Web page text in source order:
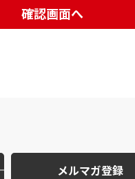
確認画面へ
メルマガ登録